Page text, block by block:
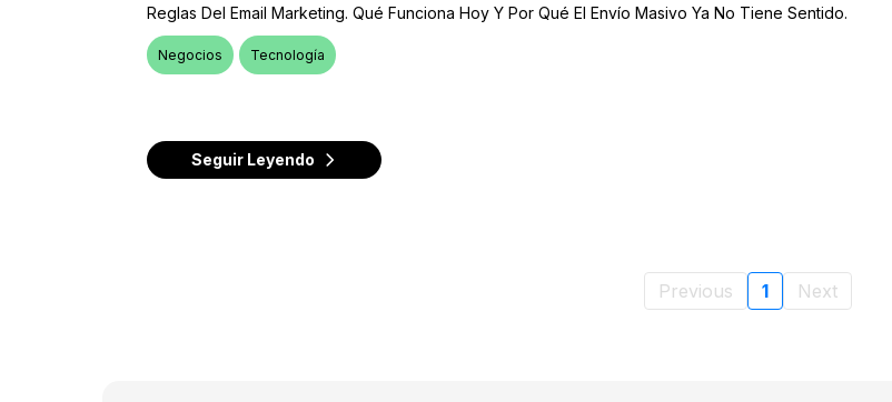
Reglas Del Email Marketing. Qué Funciona Hoy Y Por Qué El Envío Masivo Ya No Tiene Sentido.
Negocios Tecnología
Seguir Leyendo
Previous 1 Next